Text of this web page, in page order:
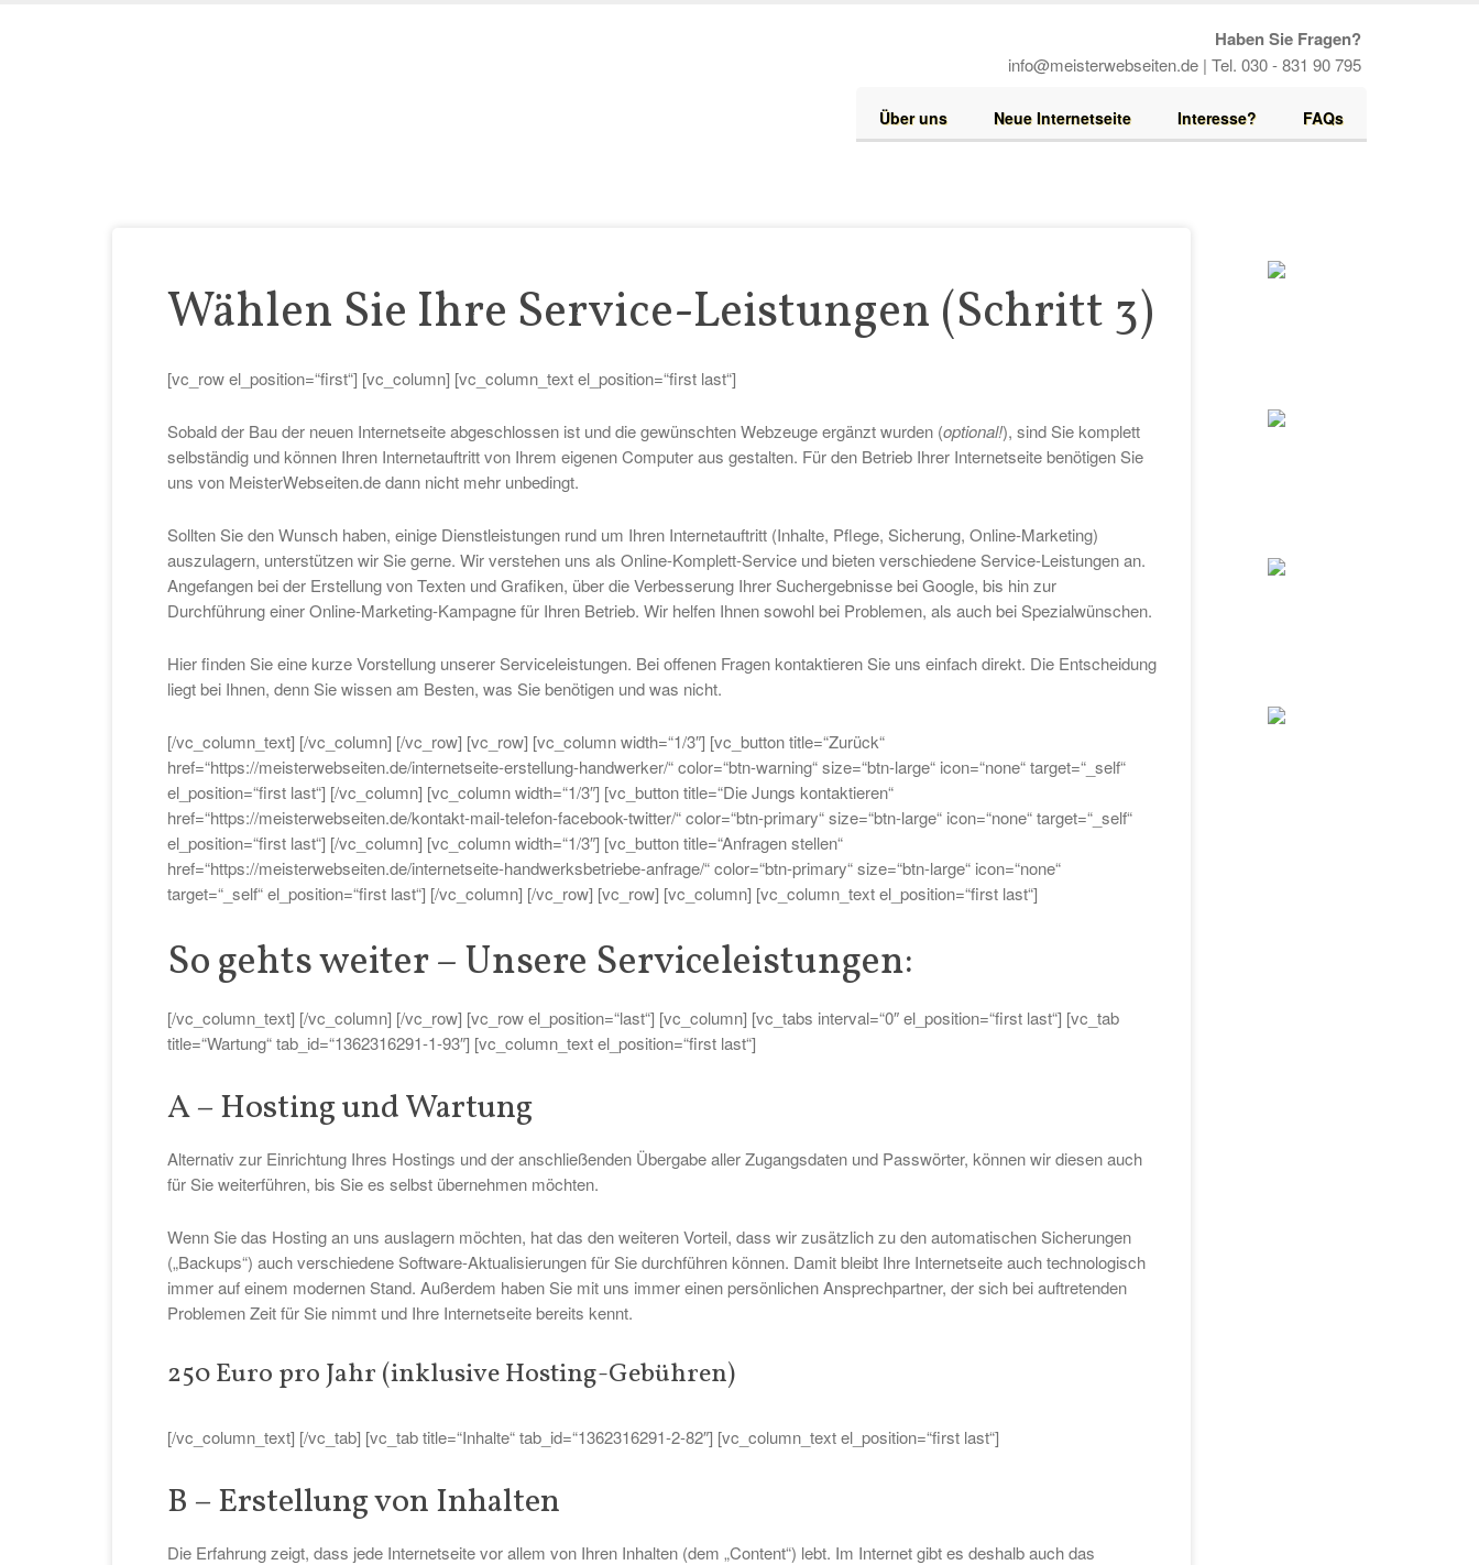
Haben Sie Fragen?
info@meisterwebseiten.de | Tel. 030 - 831 90 795
Über uns Neue Internetseite Interesse? FAQs
Wählen Sie Ihre Service-Leistungen (Schritt 3)
[vc_row el_position=“first“] [vc_column] [vc_column_text el_position=“first last“]
Sobald der Bau der neuen Internetseite abgeschlossen ist und die gewünschten Webzeuge ergänzt wurden (optional!), sind Sie komplett
selbständig und können Ihren Internetauftritt von Ihrem eigenen Computer aus gestalten. Für den Betrieb Ihrer Internetseite benötigen Sie
uns von MeisterWebseiten.de dann nicht mehr unbedingt.
Sollten Sie den Wunsch haben, einige Dienstleistungen rund um Ihren Internetauftritt (Inhalte, Pflege, Sicherung, Online-Marketing)
auszulagern, unterstützen wir Sie gerne. Wir verstehen uns als Online-Komplett-Service und bieten verschiedene Service-Leistungen an.
Angefangen bei der Erstellung von Texten und Grafiken, über die Verbesserung Ihrer Suchergebnisse bei Google, bis hin zur
Durchführung einer Online-Marketing-Kampagne für Ihren Betrieb. Wir helfen Ihnen sowohl bei Problemen, als auch bei Spezialwünschen.
Hier finden Sie eine kurze Vorstellung unserer Serviceleistungen. Bei offenen Fragen kontaktieren Sie uns einfach direkt. Die Entscheidung
liegt bei Ihnen, denn Sie wissen am Besten, was Sie benötigen und was nicht.
[/vc_column_text] [/vc_column] [/vc_row] [vc_row] [vc_column width=“1/3″] [vc_button title=“Zurück“
href=“https://meisterwebseiten.de/internetseite-erstellung-handwerker/“ color=“btn-warning“ size=“btn-large“ icon=“none“ target=“_self“
el_position=“first last“] [/vc_column] [vc_column width=“1/3″] [vc_button title=“Die Jungs kontaktieren“
href=“https://meisterwebseiten.de/kontakt-mail-telefon-facebook-twitter/“ color=“btn-primary“ size=“btn-large“ icon=“none“ target=“_self“
el_position=“first last“] [/vc_column] [vc_column width=“1/3″] [vc_button title=“Anfragen stellen“
href=“https://meisterwebseiten.de/internetseite-handwerksbetriebe-anfrage/“ color=“btn-primary“ size=“btn-large“ icon=“none“
target=“_self“ el_position=“first last“] [/vc_column] [/vc_row] [vc_row] [vc_column] [vc_column_text el_position=“first last“]
So gehts weiter – Unsere Serviceleistungen:
[/vc_column_text] [/vc_column] [/vc_row] [vc_row el_position=“last“] [vc_column] [vc_tabs interval=“0″ el_position=“first last“] [vc_tab
title=“Wartung“ tab_id=“1362316291-1-93″] [vc_column_text el_position=“first last“]
A – Hosting und Wartung
Alternativ zur Einrichtung Ihres Hostings und der anschließenden Übergabe aller Zugangsdaten und Passwörter, können wir diesen auch
für Sie weiterführen, bis Sie es selbst übernehmen möchten.
Wenn Sie das Hosting an uns auslagern möchten, hat das den weiteren Vorteil, dass wir zusätzlich zu den automatischen Sicherungen
(„Backups“) auch verschiedene Software-Aktualisierungen für Sie durchführen können. Damit bleibt Ihre Internetseite auch technologisch
immer auf einem modernen Stand. Außerdem haben Sie mit uns immer einen persönlichen Ansprechpartner, der sich bei auftretenden
Problemen Zeit für Sie nimmt und Ihre Internetseite bereits kennt.
250 Euro pro Jahr (inklusive Hosting-Gebühren)
[/vc_column_text] [/vc_tab] [vc_tab title=“Inhalte“ tab_id=“1362316291-2-82″] [vc_column_text el_position=“first last“]
B – Erstellung von Inhalten
Die Erfahrung zeigt, dass jede Internetseite vor allem von Ihren Inhalten (dem „Content“) lebt. Im Internet gibt es deshalb auch das